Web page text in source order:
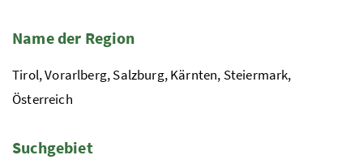
Name der Region
Tirol, Vorarlberg, Salzburg, Kärnten, Steiermark,
Österreich
Suchgebiet